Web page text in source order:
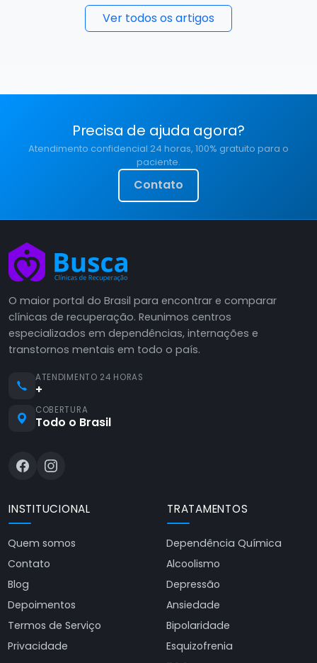
Ver todos os artigos
Precisa de ajuda agora?
Atendimento confidencial 24 horas, 100% gratuito para o
paciente.
Contato
O maior portal do Brasil para encontrar e comparar
clínicas de recuperação. Reunimos centros
especializados em dependências, internações e
transtornos mentais em todo o país.
ATENDIMENTO 24 HORAS
+
COBERTURA
Todo o Brasil
INSTITUCIONAL
Quem somos
Contato
Blog
Depoimentos
Termos de Serviço
Privacidade
TRATAMENTOS
Dependência Química
Alcoolismo
Depressão
Ansiedade
Bipolaridade
Esquizofrenia